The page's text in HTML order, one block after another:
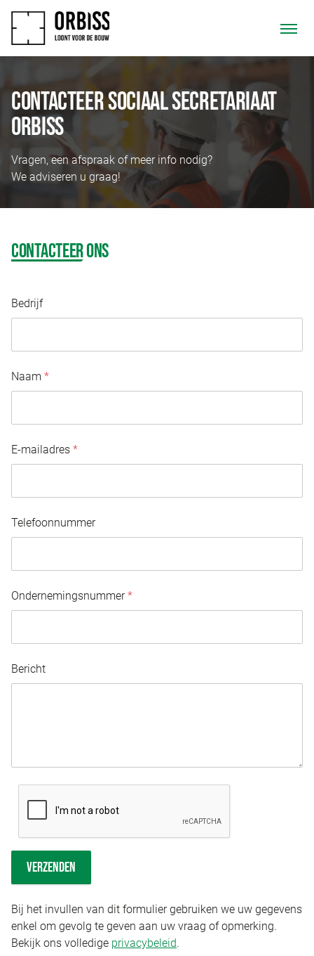
CONTACTEER SOCIAAL SECRETARIAAT
ORBISS
Vragen, een afspraak of meer info nodig?
We adviseren u graag!
CONTACTEERONS
Bedrijf
Naam *
E-mailadres *
Telefoonnummer
Ondernemingsnummer*
Bericht
VERZENDEN
Bij het invullen van dit formulier gebruiken we uw gegevens
enkel om gevolg te geven aan uw vraag of opmerking.
Bekijk ons volledige privacybeleid.